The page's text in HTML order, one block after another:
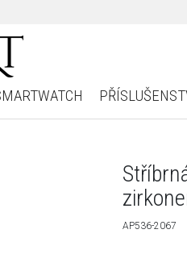
AP536-2067